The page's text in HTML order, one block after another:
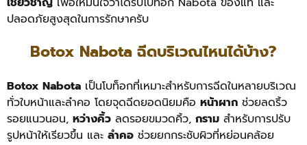
ปลอดภัยสูงสุดในการรักษาครับ
Botox Nabota ฉีดบริเวณไหนได้บ้าง?
Botox Nabota เป็นโบท็อกที่เหมาะสำหรับการฉีดในหลายบริเวณ
ทั่วใบหน้าและลำคอ โดยจุดฉีดยอดนิยมคือ หน้าผาก ช่วยลดริ้ว
รอยแนวนอน, หว่างคิ้ว ลดรอยขมวดคิ้ว, กราม สำหรับการปรับ
รูปหน้าให้เรียวขึ้น และ ลำคอ ช่วยยกกระชับผิวที่หย่อนคล้อย